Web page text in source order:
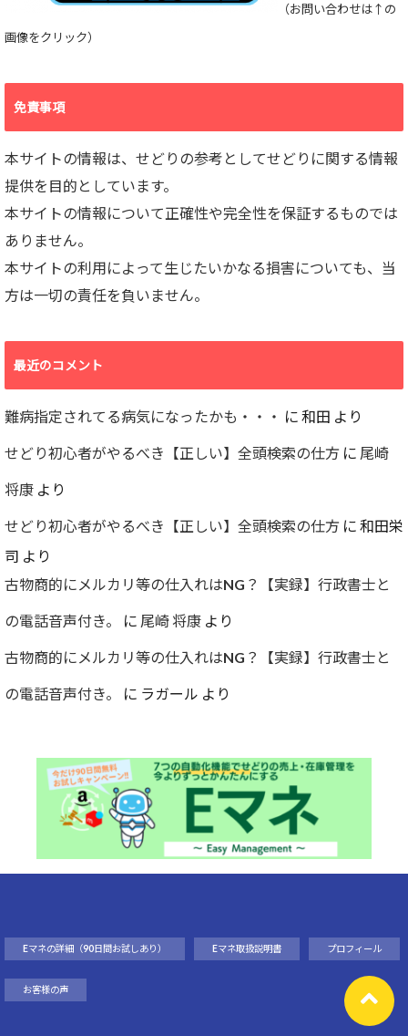
（お問い合わせは↑の
画像をクリック）
免責事項
本サイトの情報は、せどりの参考としてせどりに関する情報
提供を目的としています。
本サイトの情報について正確性や完全性を保証するものでは
ありません。
本サイトの利用によって生じたいかなる損害についても、当
方は一切の責任を負いません。
最近のコメント
難病指定されてる病気になったかも・・・ に 和田 より
せどり初心者がやるべき【正しい】全頭検索の仕方 に 尾崎
将康 より
せどり初心者がやるべき【正しい】全頭検索の仕方 に 和田栄
司 より
古物商的にメルカリ等の仕入れはNG？【実録】行政書士と
の電話音声付き。 に 尾崎 将康 より
古物商的にメルカリ等の仕入れはNG？【実録】行政書士と
の電話音声付き。 に ラガール より
Eマネの詳細（90日間お試しあり） Eマネ取扱説明書 プロフィール
お客様の声